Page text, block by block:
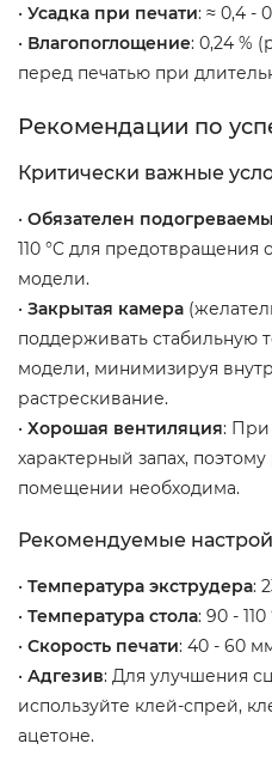
• Усадка при печати: ≈ 0,4 -
• Влагопоглощение: 0,24 %
перед печатью при
Рекомендации по
Критически важные
• Обязателен
110 °C для предотвращения
модели.
• Закрытая камера
поддерживать стабильную
модели, минимизируя
растрескивание.
• Хорошая вентиляция: При
характерный запах,
помещении необходима.
Рекомендуемые
• Температура экструдера:
• Температура стола: 90 - 110
• Скорость печати: 40 - 60
• Адгезив: Для улучшения
используйте клей-спрей,
ацетоне.